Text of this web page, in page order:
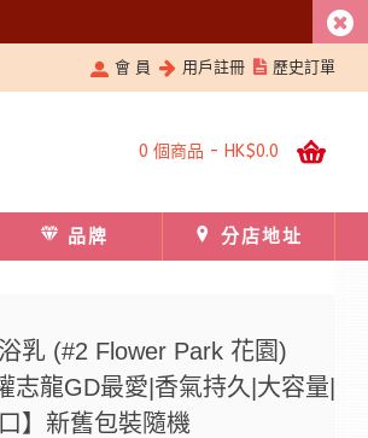
會 員 用戶註冊 歷史訂單
0 個商品 - HK$0.0
品牌 分店地址
乳 (#2 Flower Park 花園)
志龍GD最愛|香氣持久|大容量|
】新舊包裝隨機